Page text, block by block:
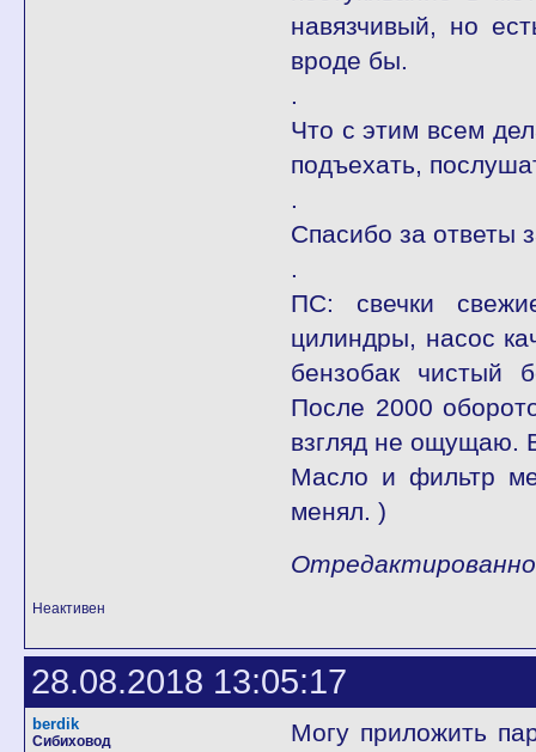
навязчивый, но
вроде бы.
.
Что с этим всем
подъехать,
.
Спасибо за ответы
.
ПС: свечки
цилиндры, насос
бензобак чистый
После 2000
взгляд не ощущаю.
Масло и фильтр
менял. )
Неактивен
28.08.2018 13:05:17
berdik
Сибиховод
Могу приложить